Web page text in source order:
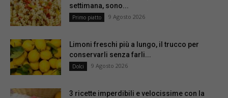
settimana, sono...
Primo piatto 9 Agosto 2026
Limoni freschi più a lungo, il trucco per
conservarli senza farli...
Dolci 9 Agosto 2026
3 ricette imperdibili e velocissime con la